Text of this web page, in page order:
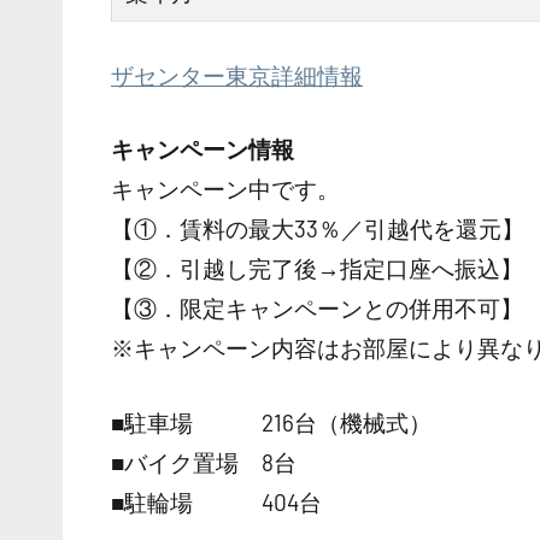
ザセンター東京詳細情報
キャンペーン情報
キャンペーン中です。
【①．賃料の最大33％／引越代を還元】
【②．引越し完了後→指定口座へ振込】
【③．限定キャンペーンとの併用不可】
※キャンペーン内容はお部屋により異な
■駐車場 216台（機械式）
■バイク置場 8台
■駐輪場 404台